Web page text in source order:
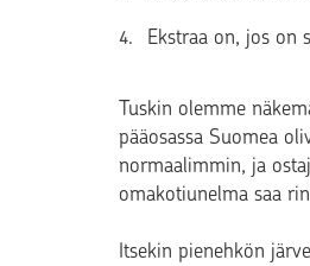
Ekstraa on, jos on
Tuskin olemme
pääosassa Suomea
normaalimmin, ja
omakotiunelma saa
Itsekin pienehkön